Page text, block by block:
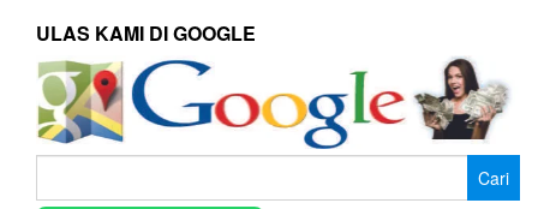
ULAS KAMI DI GOOGLE